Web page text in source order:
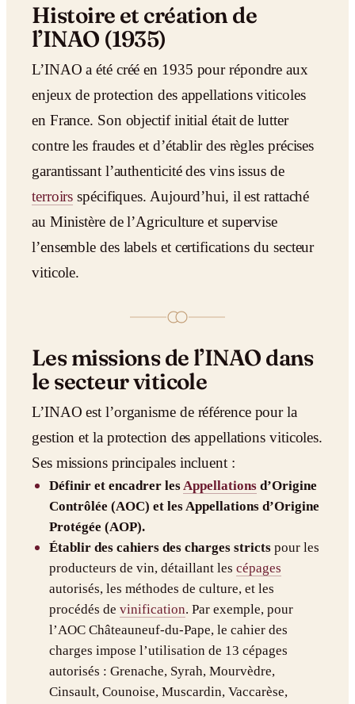
Histoire et création de
l’INAO (1935)
L’INAO a été créé en 1935 pour répondre aux
enjeux de protection des appellations viticoles
en France. Son objectif initial était de lutter
contre les fraudes et d’établir des règles précises
garantissant l’authenticité des vins issus de
terroirs spécifiques. Aujourd’hui, il est rattaché
au Ministère de l’Agriculture et supervise
l’ensemble des labels et certifications du secteur
viticole.
Les missions de l’INAO dans
le secteur viticole
L’INAO est l’organisme de référence pour la
gestion et la protection des appellations viticoles.
Ses missions principales incluent :
Définir et encadrer lesAppellations d’Origine
Contrôlée (AOC) et les Appellations d’Origine
Protégée (AOP).
Établir des cahiers des charges stricts pour les
producteurs de vin, détaillant les cépages
autorisés, les méthodes de culture, et les
procédés de vinification. Par exemple, pour
l’AOC Châteauneuf-du-Pape, le cahier des
charges impose l’utilisation de 13 cépages
autorisés : Grenache, Syrah, Mourvèdre,
Cinsault, Counoise, Muscardin, Vaccarèse,